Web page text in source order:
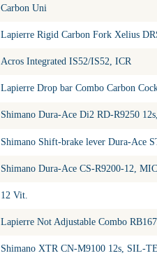
Carbon Uni
Lapierre Rigid Carbon Fork Xelius
Acros Integrated IS52/IS52, ICR
Lapierre Drop bar Combo Carbon
Shimano Dura-Ace Di2 RD-R9250
Shimano Shift-brake lever Dura-Ace
Shimano Dura-Ace CS-R9200-12,
12 Vit.
Lapierre Not Adjustable Combo
Shimano XTR CN-M9100 12s, SIL-